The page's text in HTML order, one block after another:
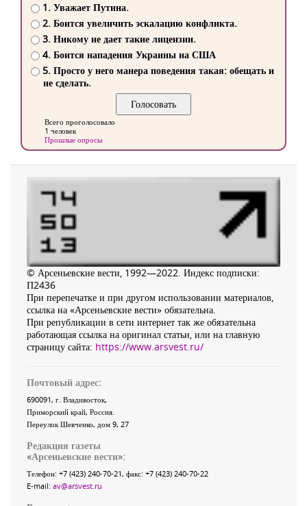
1. Уважает Путина.
2. Боится увеличить эскалацию конфликта.
3. Никому не дает такие лицензии.
4. Боится нападения Украины на США
5. Просто у него манера поведения такая: обещать и
не сделать.
Всего проголосовало
1 человек
Прошлые опросы
© Арсеньевские вести, 1992—2022. Индекс подписки:
П2436
При перепечатке и при другом использовании материалов,
ссылка на «Арсеньевские вести» обязательна.
При републикации в сети интернет так же обязательна
работающая ссылка на оригинал статьи, или на главную
страницу сайта: https://www.arsvest.ru/
Почтовый адрес:
690091, г. Владивосток,
Приморский край, Россия
Переулок Шевченко, дом 9, 27
Редакция газеты
«Арсеньевские вести»:
Телефон: +7 (423) 240-70-21, факс: +7 (423) 240-70-22
E-mail: av@arsvest.ru